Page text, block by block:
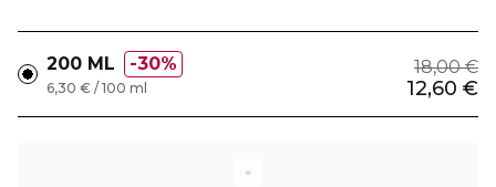
200 ML 30% 18,00 €
12,60 €
6,30 € / 100 ml